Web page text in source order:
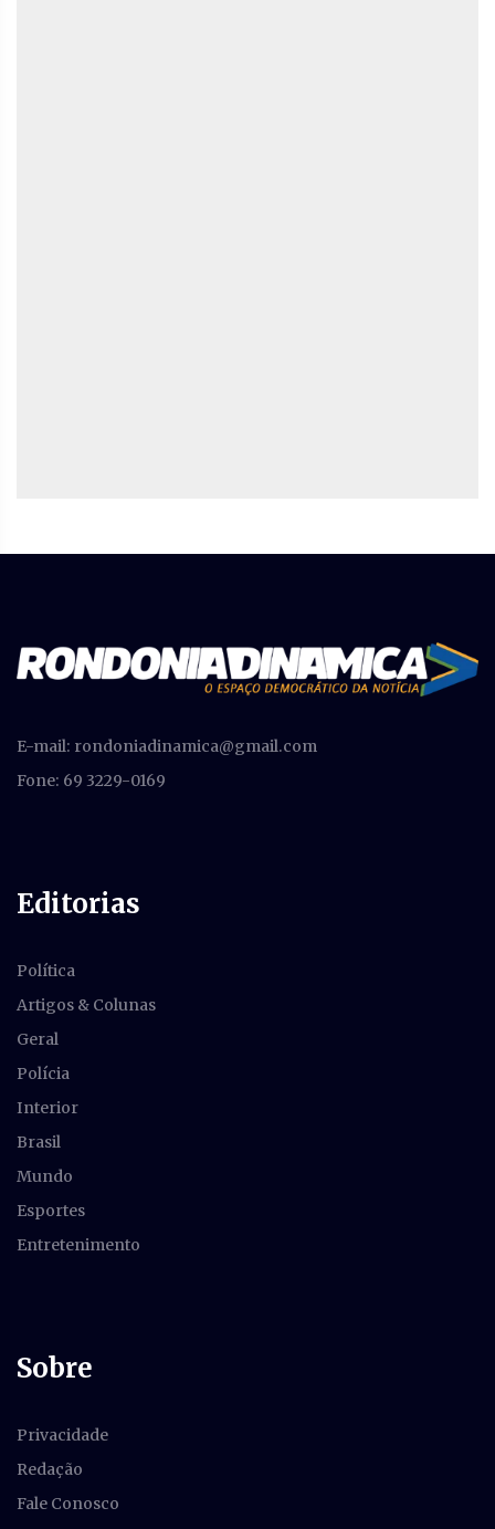
E-mail: rondoniadinamica@gmail.com
Fone: 69 3229-0169
Editorias
Política
Artigos & Colunas
Geral
Polícia
Interior
Brasil
Mundo
Esportes
Entretenimento
Sobre
Privacidade
Redação
Fale Conosco